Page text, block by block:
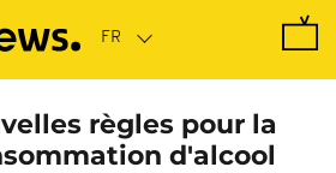
règles pour la
d'alcool